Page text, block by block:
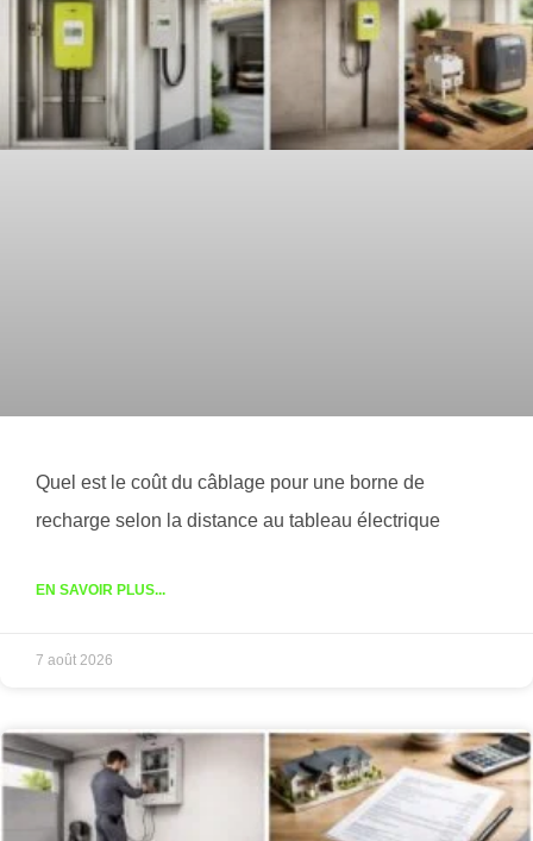
Quel est le coût du câblage pour une borne de
recharge selon la distance au tableau électrique
EN SAVOIR PLUS...
7 août 2026